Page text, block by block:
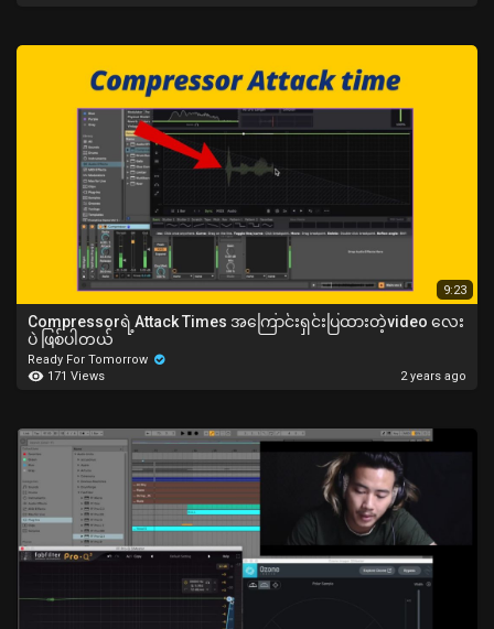
9:23
Compressorရဲ့Attack Times အကြောင်းရှင်းပြထားတဲ့video လေး
ပဲ ဖြစ်ပါတယ်
Ready For Tomorrow
171 Views
2 years ago